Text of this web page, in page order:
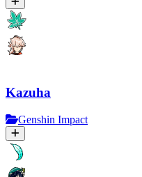
Kazuha
Genshin Impact